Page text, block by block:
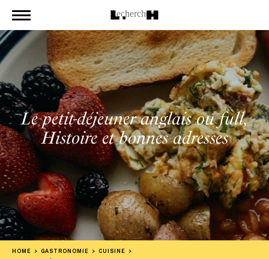
Le petit-déjeuner anglais ou full,
Histoire et bonnes adresses
HOME GASTRONOMIE
CUISINE